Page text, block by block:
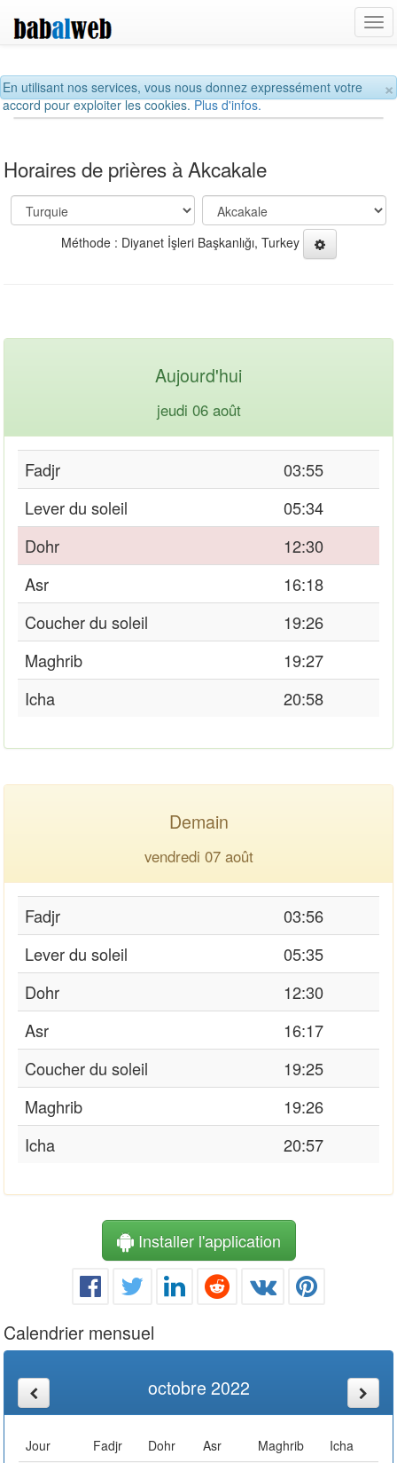
×
En utilisant nos services, vous nous donnez expressément votre
accord pour exploiter les cookies.Plus d'infos.
Horaires de prières à Akcakale
Méthode : Diyanet İşleri Başkanlığı, Turkey
Aujourd'hui
jeudi 06 août
Fadjr
03:55
Lever du soleil
05:34
Dohr
12:30
Asr
16:18
Coucher du soleil
19:26
Maghrib
19:27
Icha
20:58
Demain
vendredi 07 août
Fadjr
03:56
Lever du soleil
05:35
Dohr
12:30
Asr
16:17
Coucher du soleil
19:25
Maghrib
19:26
Icha
20:57
Installer l'application
Calendrier mensuel
octobre 2022
Jour Fadjr Dohr Asr Maghrib
Icha